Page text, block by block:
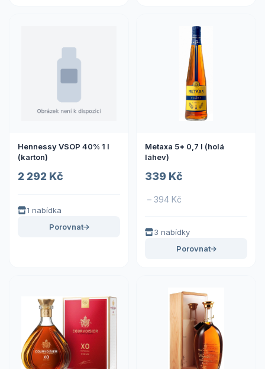
Hennessy VSOP 40% 1 l
(karton)
2 292 Kč
1 nabídka
Porovnat
Metaxa 5* 0,7 l (holá
láhev)
339 Kč
– 394 Kč
3 nabídky
Porovnat